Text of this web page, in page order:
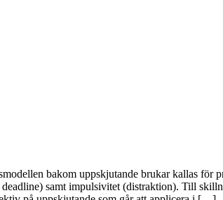
bakom uppskjutande brukar kallas
samt impulsivitet (distraktion). Till